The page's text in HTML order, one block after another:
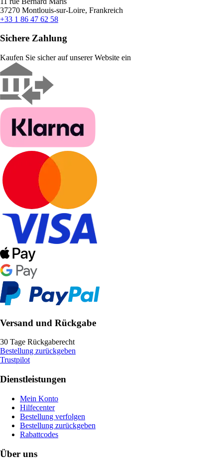
37270 Montlouis-sur-Loire, Frankreich
+33 1 86 47 62 58
Sichere Zahlung
Kaufen Sie sicher auf unserer Website ein
Versand und Rückgabe
30 Tage Rückgaberecht
Bestellung zurückgeben
Trustpilot
Dienstleistungen
Mein Konto
Hilfecenter
Bestellung verfolgen
Bestellung zurückgeben
Rabattcodes
Über uns